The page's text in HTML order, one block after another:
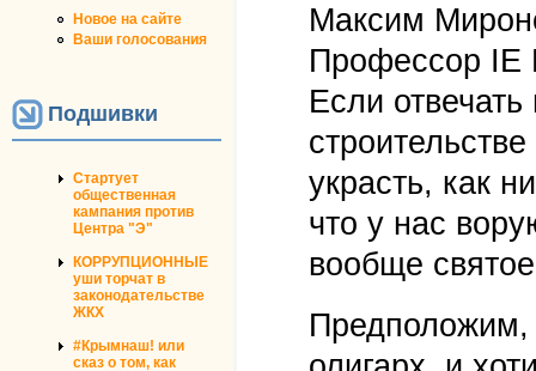
Новое на сайте
Ваши голосования
Подшивки
Стартует
общественная
кампания против
Центра "Э"
КОРРУПЦИОННЫЕ
уши торчат в
законодательстве
ЖКХ
#Крымнаш! или
сказ о том, как
Максим
Профессор IE
Если
украсть, как
что у нас
вообще